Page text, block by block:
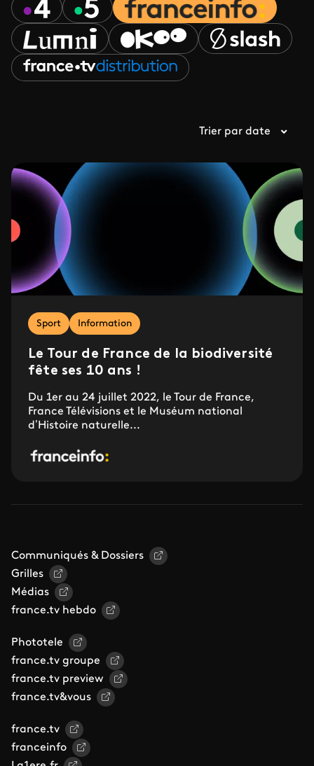
Trier par date
Sport Information
Le Tour de France de la biodiversité
fête ses 10 ans !
​​​​Du 1er au 24 juillet 2022, le Tour de France,
France Télévisions et le Muséum national
d’Histoire naturelle...
Communiqués & Dossiers
Grilles
Médias
france.tv hebdo
Phototele
france.tv groupe
france.tv preview
france.tv&vous
france.tv
franceinfo